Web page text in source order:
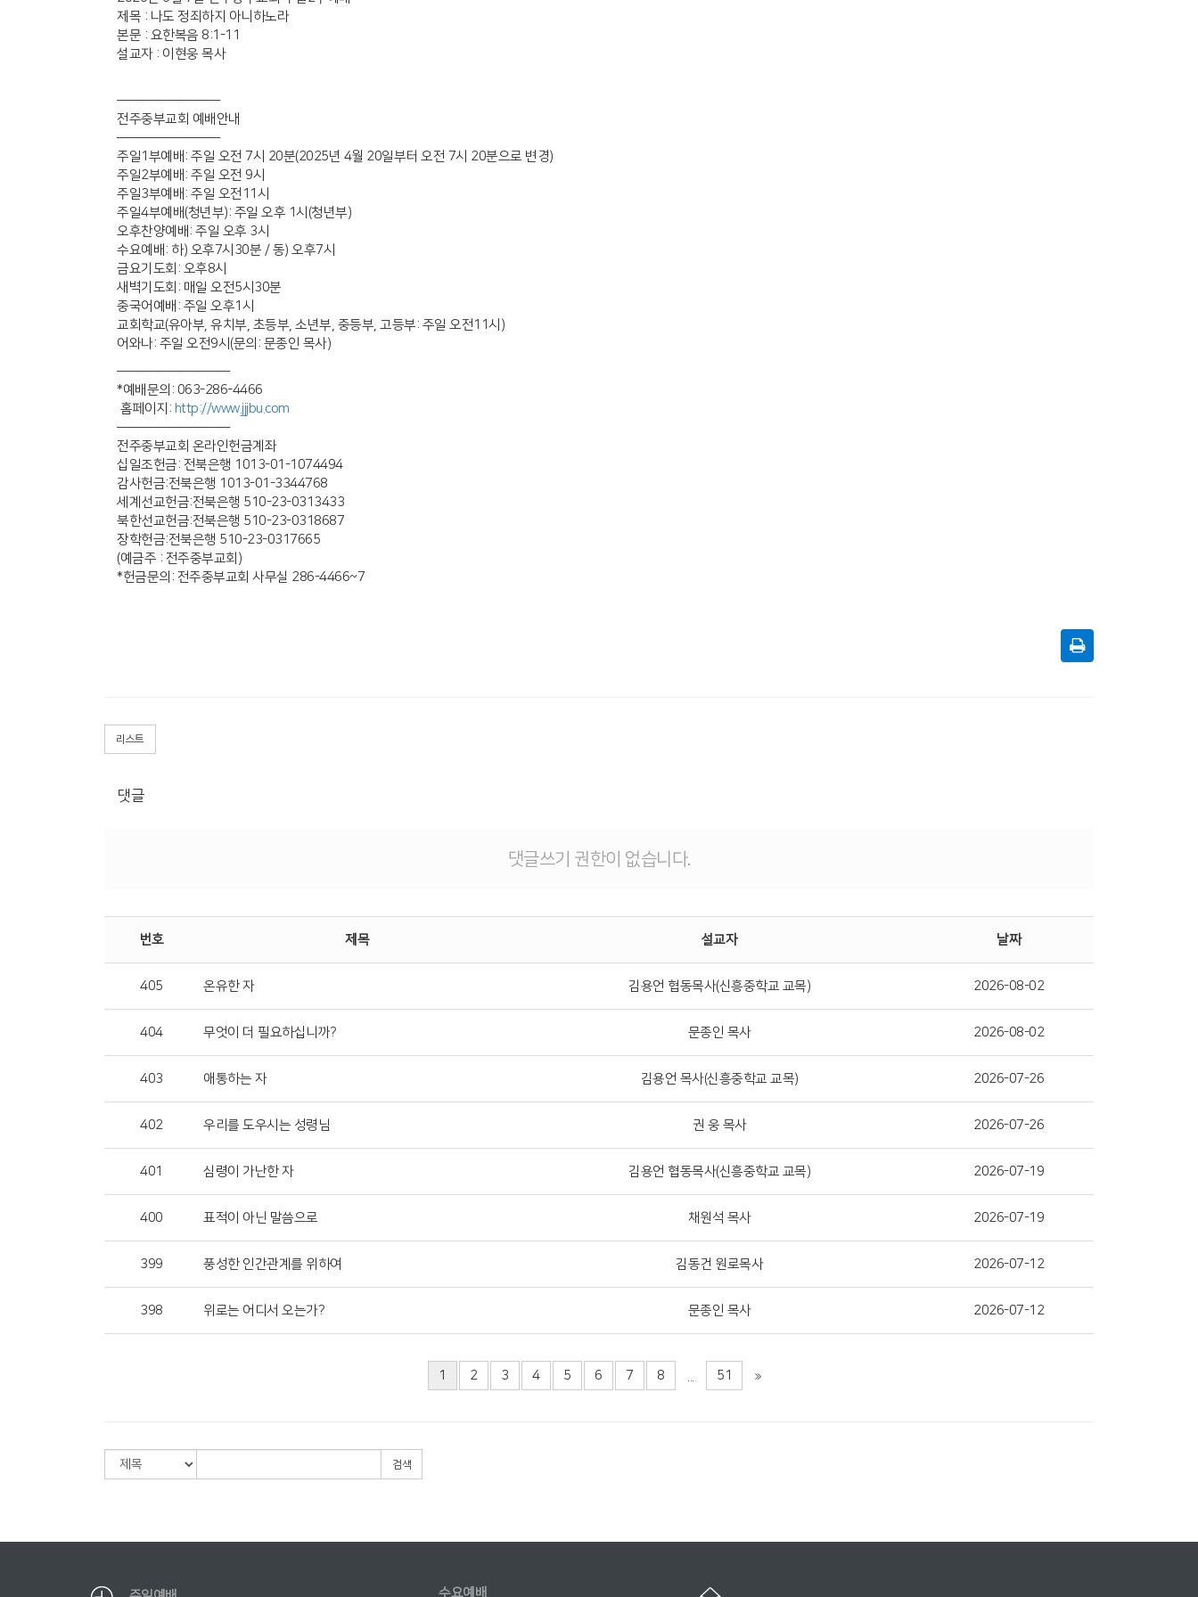
제목 : 나도 정죄하지 아니하노라
본문 : 요한복음 8:1-11
설교자 : 이현웅 목사
——————————
전주중부교회 예배안내
——————————
주일1부예배: 주일 오전 7시 20분(2025년 4월 20일부터 오전 7시 20분으로 변경)
주일2부예배: 주일 오전 9시
주일3부예배: 주일 오전11시
주일4부예배(청년부): 주일 오후 1시(청년부)
오후찬양예배: 주일 오후 3시
수요예배: 하) 오후7시30분 / 동) 오후7시
금요기도회: 오후8시
새벽기도회: 매일 오전5시30분
중국어예배: 주일 오후1시
교회학교(유아부, 유치부, 초등부, 소년부, 중등부, 고등부: 주일 오전11시)
어와나: 주일 오전9시(문의: 문종인 목사)
———————————
*예배문의: 063-286-4466
홈페이지: http://www.jjjbu.com
———————————
전주중부교회 온라인헌금계좌
십일조헌금: 전북은행 1013-01-1074494
감사헌금:전북은행 1013-01-3344768
세계선교헌금:전북은행 510-23-0313433
북한선교헌금:전북은행 510-23-0318687
장학헌금:전북은행 510-23-0317665
(예금주 : 전주중부교회)
*헌금문의: 전주중부교회 사무실 286-4466~7
리스트
댓글
댓글쓰기 권한이 없습니다.
번호 제목 설교자 날짜
405 온유한 자 김용언 협동목사(신흥중학교 교목) 2026-08-02
404 무엇이 더 필요하십니까? 문종인 목사 2026-08-02
403 애통하는 자 김용언 목사(신흥중학교 교목) 2026-07-26
402 우리를 도우시는 성령님 권 웅 목사 2026-07-26
401 심령이 가난한 자 김용언 협동목사(신흥중학교 교목) 2026-07-19
400 표적이 아닌 말씀으로 채원석 목사 2026-07-19
399 풍성한 인간관계를 위하여 김동건 원로목사 2026-07-12
398 위로는 어디서 오는가? 문종인 목사 2026-07-12
1 2 3 4 5 6 7 8 51
검색
수요예배